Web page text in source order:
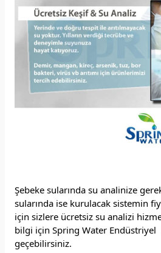
Şebeke sularında su analinize
sularında ise kurulacak sistemin
için sizlere ücretsiz su analizi
bilgi için Spring Water
geçebilirsiniz.